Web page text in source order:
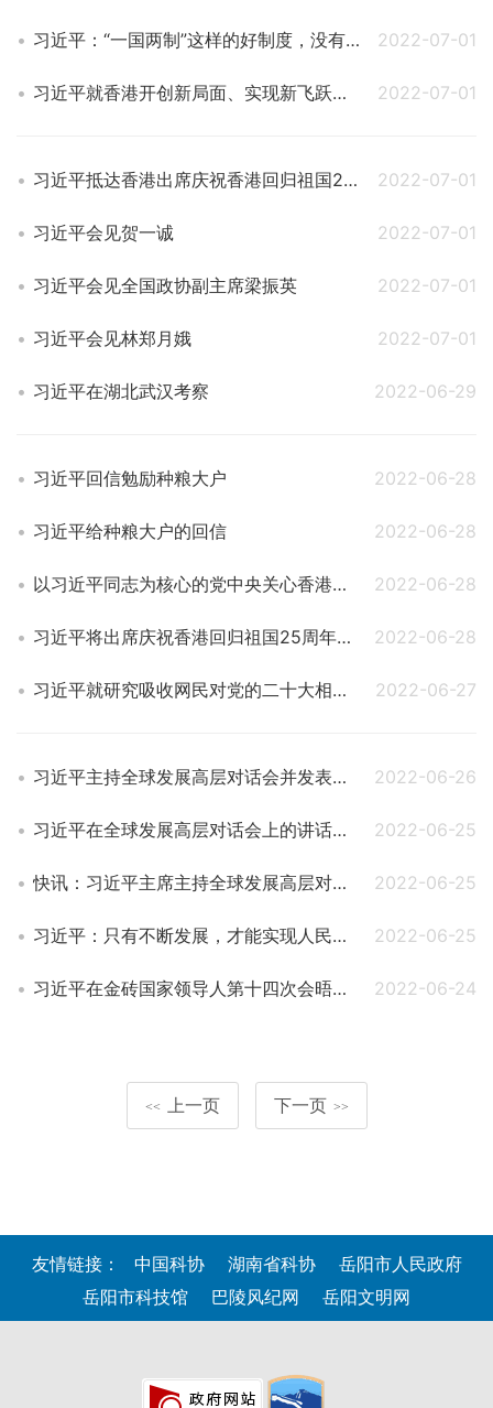
习近平：“一国两制”这样的好制度，没有任何理由改变，必须长期坚持 2022-07-01
习近平就香港开创新局面、实现新飞跃提出4点希望 2022-07-01
习近平抵达香港出席庆祝香港回归祖国25周年大会暨香港特别行政区第六届政府就职典礼并对香港进行视察 2022-07-01
习近平会见贺一诚 2022-07-01
习近平会见全国政协副主席梁振英 2022-07-01
习近平会见林郑月娥 2022-07-01
习近平在湖北武汉考察 2022-06-29
习近平回信勉励种粮大户 2022-06-28
习近平给种粮大户的回信 2022-06-28
以习近平同志为核心的党中央关心香港发展纪实 2022-06-28
习近平将出席庆祝香港回归祖国25周年大会暨香港特别行政区第六届政府就职典礼 2022-06-28
习近平就研究吸收网民对党的二十大相关工作意见建议作出重要指示 2022-06-27
习近平主持全球发展高层对话会并发表重要讲话 2022-06-26
习近平在全球发展高层对话会上的讲话（全文） 2022-06-25
快讯：习近平主席主持全球发展高层对话会 2022-06-25
习近平：只有不断发展，才能实现人民对生活安康、社会安宁的梦想 2022-06-25
习近平在金砖国家领导人第十四次会晤上的讲话 2022-06-24
<< 上一页 下一页 >>
友情链接： 中国科协 湖南省科协
岳阳市人民政府
岳阳市科技馆
巴陵风纪网 岳阳文明网